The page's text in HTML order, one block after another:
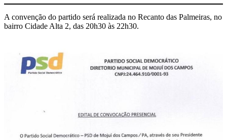
A convenção do partido será realizada no Recanto das Palmeiras, no
bairro Cidade Alta 2, das 20h30 às 22h30.